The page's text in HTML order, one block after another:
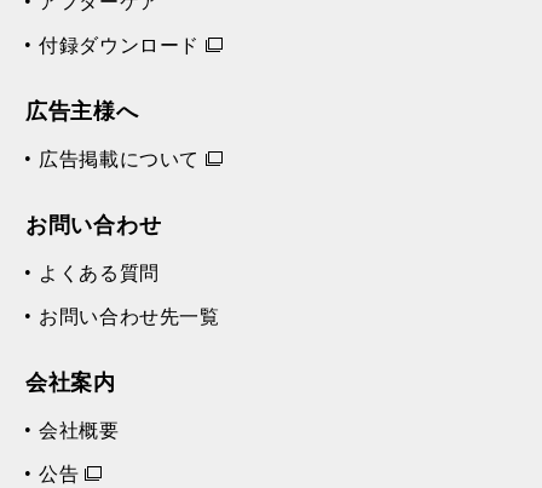
付録ダウンロード
広告主様へ
広告掲載について
お問い合わせ
よくある質問
お問い合わせ先一覧
会社案内
会社概要
公告